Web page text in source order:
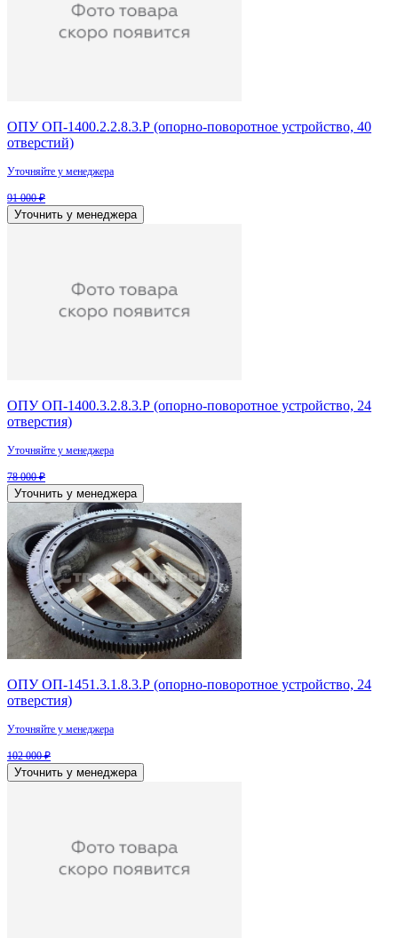
ОПУ ОП-1400.2.2.8.3.Р (опорно-поворотное устройство, 40
отверстий)
Уточняйте у менеджера
91 000 ₽
Уточнить у менеджера
ОПУ ОП-1400.3.2.8.3.Р (опорно-поворотное устройство, 24
отверстия)
Уточняйте у менеджера
78 000 ₽
Уточнить у менеджера
ОПУ ОП-1451.3.1.8.3.Р (опорно-поворотное устройство, 24
отверстия)
Уточняйте у менеджера
102 000 ₽
Уточнить у менеджера